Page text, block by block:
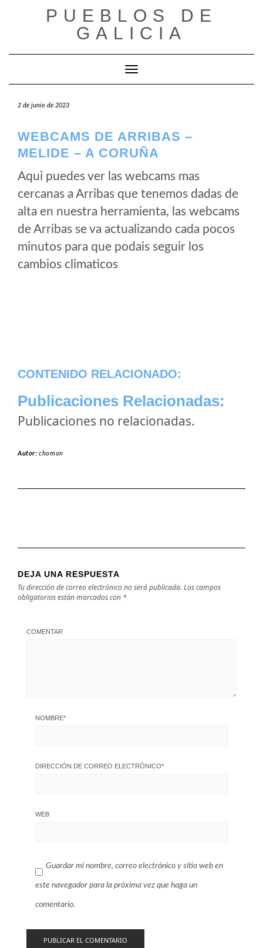
PUEBLOS DE
GALICIA
Cambiar modo de navegación
2 de junio de 2023
WEBCAMS DE ARRIBAS –
MELIDE – A CORUÑA
Aqui puedes ver las webcams mas
cercanas a Arribas que tenemos dadas de
alta en nuestra herramienta, las webcams
de Arribas se va actualizando cada pocos
minutos para que podais seguir los
cambios climaticos
CONTENIDO RELACIONADO:
Publicaciones Relacionadas:
Publicaciones no relacionadas.
Autor:chomon
DEJA UNA RESPUESTA
Tu dirección de correo electrónico no será publicada. Los campos
obligatorios están marcados con *
COMENTAR
NOMBRE*
DIRECCIÓN DE CORREO ELECTRÓNICO*
WEB
Guardar mi nombre, correo electrónico y sitio web en
este navegador para la próxima vez que haga un
comentario.